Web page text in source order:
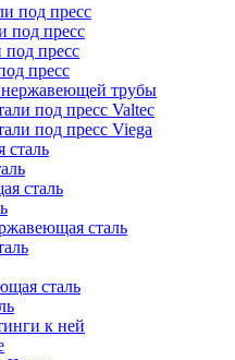
под пресс
под пресс
пресс
пресс
нержавеющей трубы
под пресс Valtec
под пресс Viega
сталь
сталь
сталь
сталь
к ней